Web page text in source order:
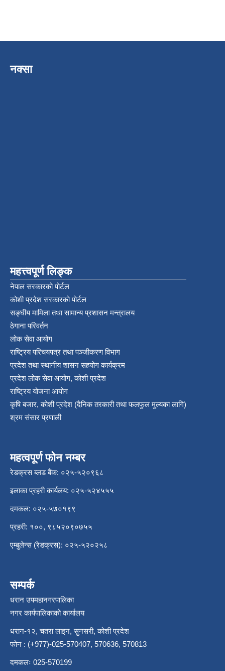
नक्सा
महत्त्वपूर्ण लिङ्क
नेपाल सरकारको पोर्टल
कोशी प्रदेश सरकारको पोर्टल
सङ्‍घीय मामिला तथा सामान्य प्रशासन मन्त्रालय
ठेगाना परिवर्तन
लोक सेवा आयोग
राष्ट्रिय परिचयपत्र तथा पञ्‍जीकरण विभाग
प्रदेश तथा स्थानीय शासन सहयोग कार्यक्रम
प्रदेश लोक सेवा आयोग, कोशी प्रदेश
राष्ट्रिय योजना आयोग
कृषि बजार, कोशी प्रदेश (दैनिक तरकारी तथा फलफुल मुल्यका लागि)
श्रम संसार प्रणाली
महत्वपूर्ण फोन नम्बर
रेडक्रस ब्लड बैंक: ०२५-५२०९६८
इलाका प्रहरी कार्यलय: ०२५-५२४५५५
दमकल: ०२५-५७०१९९
प्रहरी: १००, ९८५२०९०७५५
एम्बुलेन्स (रेडक्रस): ०२५-५२०२५८
सम्पर्क
धरान उपमहानगरपालिका
नगर कार्यपालिकाको कार्यालय
धरान-१२, चतरा लाइन, सुनसरी, कोशी प्रदेश
फोन : (+977)-025-570407, 570636, 570813
दमकलः 025-570199